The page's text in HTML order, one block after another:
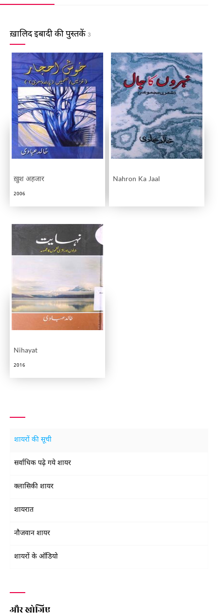
ख़ालिद इबादी की पुस्तकें 3
ख़ुश अहजार
2006
Nahron Ka Jaal
Nihayat
2016
शायरों की सूची
सर्वाधिक पढ़े गये शायर
क्लासिकी शायर
शायरात
नौजवान शायर
शायरों के ऑडियो
और खोजिए